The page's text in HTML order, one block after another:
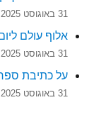
31 באוגוסט 2025
אלוף עולם
31 באוגוסט 2025
על כתיבת
31 באוגוסט 2025